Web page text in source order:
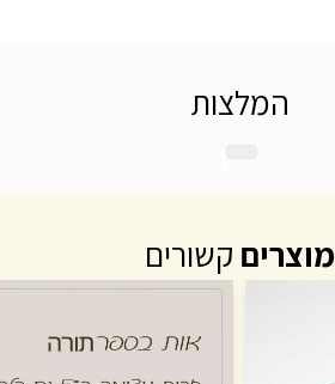
המלצות
מוצרים קשורים